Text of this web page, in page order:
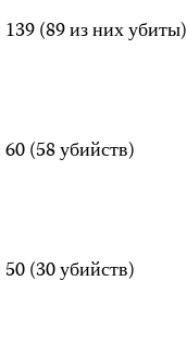
(89 из них убиты)
(58 убийств)
(30 убийств)